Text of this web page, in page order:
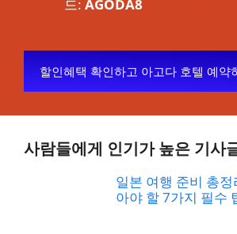
드: AGODA8
할인혜택 확인하고 아고다 호텔 예약
사람들에게 인기가 높은 기사
일본 여행 준비 총
아야 할 7가지 필수